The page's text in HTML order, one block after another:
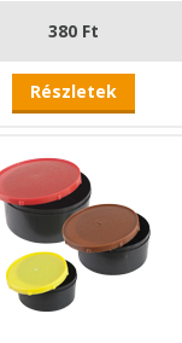
380 Ft
Részletek